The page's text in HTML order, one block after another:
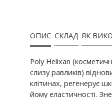
ОПИС СКЛАД ЯК
Poly Helixan
слизу равликів)
клітинах, регенерує
йому еластичності.